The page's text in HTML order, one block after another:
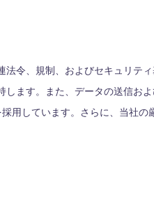
令、規制、およびセキュリテ
ます。また、データの送信お
しています。さらに、当社の